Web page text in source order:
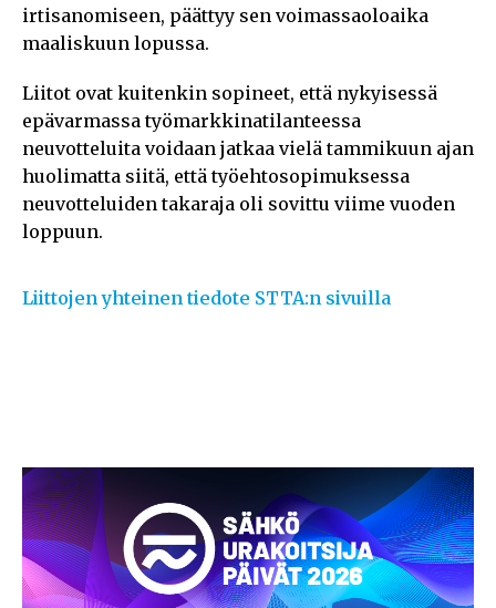
irtisanomiseen, päättyy sen voimassaoloaika
maaliskuun lopussa.
Liitot ovat kuitenkin sopineet, että nykyisessä
epävarmassa työmarkkinatilanteessa
neuvotteluita voidaan jatkaa vielä tammikuun ajan
huolimatta siitä, että työehtosopimuksessa
neuvotteluiden takaraja oli sovittu viime vuoden
loppuun.
Liittojen yhteinen tiedote STTA:n sivuilla